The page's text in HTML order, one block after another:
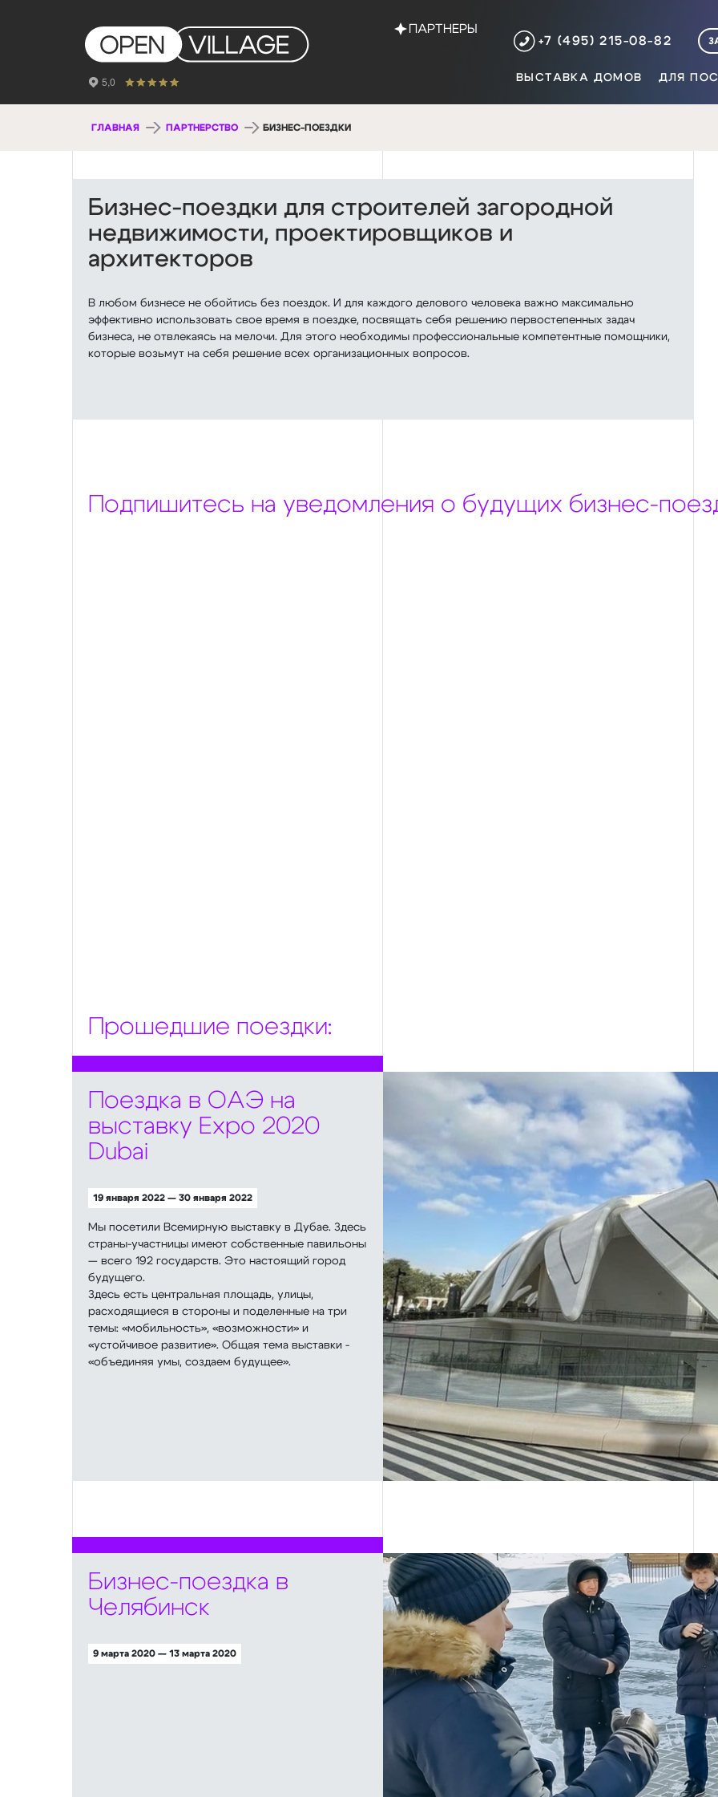
ПАРТНЕРЫ
+7 (495) 215-08-82
ВЫСТАВКА ДОМОВ ДЛЯ
ГЛАВНАЯ ПАРТНЕРСТВО БИЗНЕС-ПОЕЗДКИ
Бизнес-поездки для строителей загородной
недвижимости, проектировщиков и
архитекторов
В любом бизнесе не обойтись без поездок. И для каждого делового человека важно максимально
эффективно использовать свое время в поездке, посвящать себя решению первостепенных задач
бизнеса, не отвлекаясь на мелочи. Для этого необходимы профессиональные компетентные помощники,
которые возьмут на себя решение всех организационных вопросов.
Подпишитесь на уведомления о будущих бизнес-
Прошедшие поездки:
Поездка в ОАЭ на
выставку Expo 2020
Dubai
19 января 2022 — 30 января 2022
Мы посетили Всемирную выставку в Дубае. Здесь
страны-участницы имеют собственные павильоны
— всего 192 государств. Это настоящий город
будущего.
Здесь есть центральная площадь, улицы,
расходящиеся в стороны и поделенные на три
темы: «мобильность», «возможности» и
«устойчивое развитие». Общая тема выставки -
«объединяя умы, создаем будущее».
Бизнес-поездка в
Челябинск
9 марта 2020 — 13 марта 2020